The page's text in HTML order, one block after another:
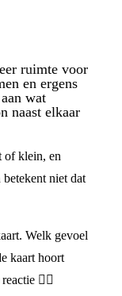
ruimte voor
en ergens
wat
naast elkaar
of klein, en
niet dat
Welk gevoel
kaart hoort
👇🏼